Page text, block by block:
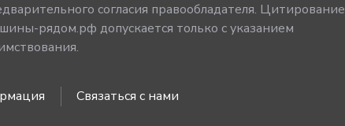
согласия правообладателя. Цитирование
рядом.рф допускается только с указанием
Связаться с нами